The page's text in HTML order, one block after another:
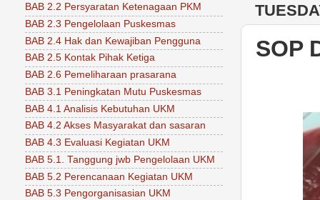
SOP
BAB 2.2 Persyaratan Ketenagaan PKM
BAB 2.3 Pengelolaan Puskesmas
BAB 2.4 Hak dan Kewajiban Pengguna
BAB 2.5 Kontak Pihak Ketiga
BAB 2.6 Pemeliharaan prasarana
BAB 3.1 Peningkatan Mutu Puskesmas
BAB 4.1 Analisis Kebutuhan UKM
BAB 4.2 Akses Masyarakat dan sasaran
BAB 4.3 Evaluasi Kegiatan UKM
BAB 5.1. Tanggung jwb Pengelolaan UKM
BAB 5.2 Perencanaan Kegiatan UKM
BAB 5.3 Pengorganisasian UKM